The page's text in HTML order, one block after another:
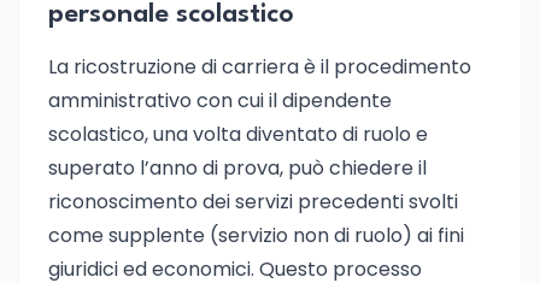
personale scolastico
La ricostruzione di carriera è il procedimento
amministrativo con cui il dipendente
scolastico, una volta diventato di ruolo e
superato l’anno di prova, può chiedere il
riconoscimento dei servizi precedenti svolti
come supplente (servizio non di ruolo) ai fini
giuridici ed economici. Questo processo